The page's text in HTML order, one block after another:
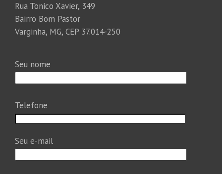
Rua Tonico Xavier, 349
Bairro Bom Pastor
Varginha, MG, CEP 37.014-250
Seu nome
Telefone
Seu e-mail